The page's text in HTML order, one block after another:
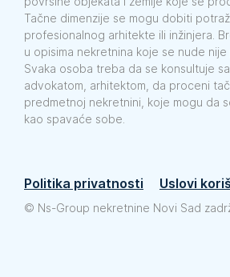
Tačne dimenzije se mogu dobiti
profesionalnog arhitekte ili inžinjera.
u opisima nekretnina koje se nude nije
Svaka osoba treba da se konsultuje
advokatom, arhitektom, da proceni
predmetnoj nekretnini, koje mogu da
kao spavaće sobe.
Politika privatnosti Uslovi
© Ns-Group nekretnine Novi Sad